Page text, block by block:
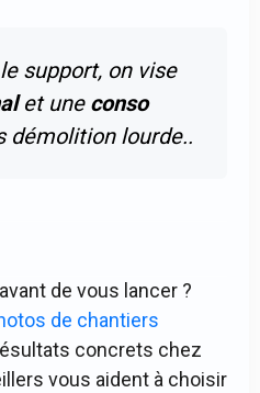
support, on vise
et une conso
lourde..
de vous lancer ?
de chantiers
concrets chez
vous aident à choisir